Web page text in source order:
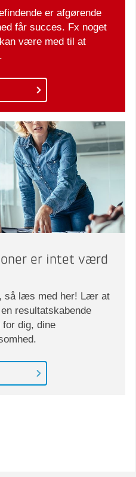
er afgørende
får succes. Fx noget
være med til at
er intet værd
så læs med her! Lær at
resultatskabende
dig, dine